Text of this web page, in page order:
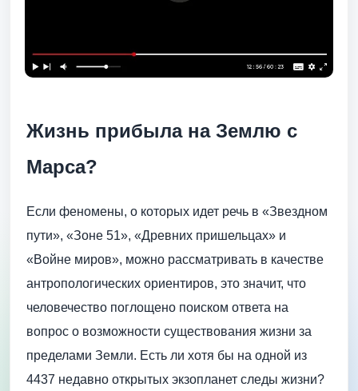
Жизнь прибыла на Землю с
Марса?
Если феномены, о которых идет речь в «Звездном
пути», «Зоне 51», «Древних пришельцах» и
«Войне миров», можно рассматривать в качестве
антропологических ориентиров, это значит, что
человечество поглощено поиском ответа на
вопрос о возможности существования жизни за
пределами Земли. Есть ли хотя бы на одной из
4437 недавно открытых экзопланет следы жизни?